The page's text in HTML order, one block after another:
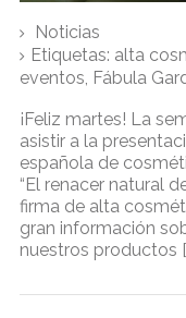
Noticias
Etiquetas: alta
eventos, Fábula
¡Feliz martes! La
asistir a la
española de
“El renacer natural
firma de alta
gran información
nuestros productos